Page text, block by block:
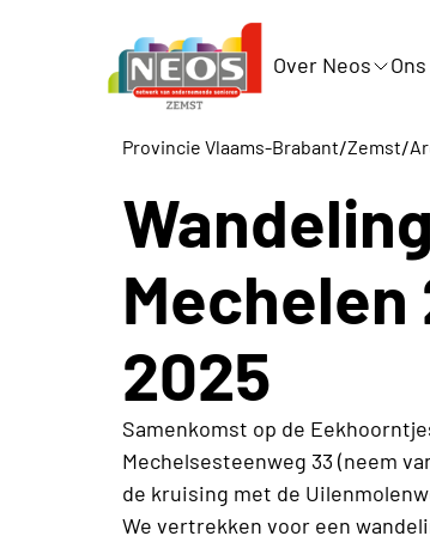
Over Neos
Provincie Vlaams-Brabant/Zemst/
2025
Samenkomst op de
Mechelsesteenweg 33 (neem
de kruising met de
We vertrekken voor een